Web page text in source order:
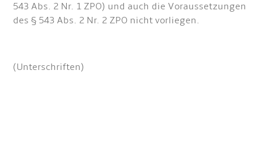
543 Abs. 2 Nr. 1 ZPO) und auch die Voraussetzungen
des § 543 Abs. 2 Nr. 2 ZPO nicht vorliegen.
(Unterschriften)